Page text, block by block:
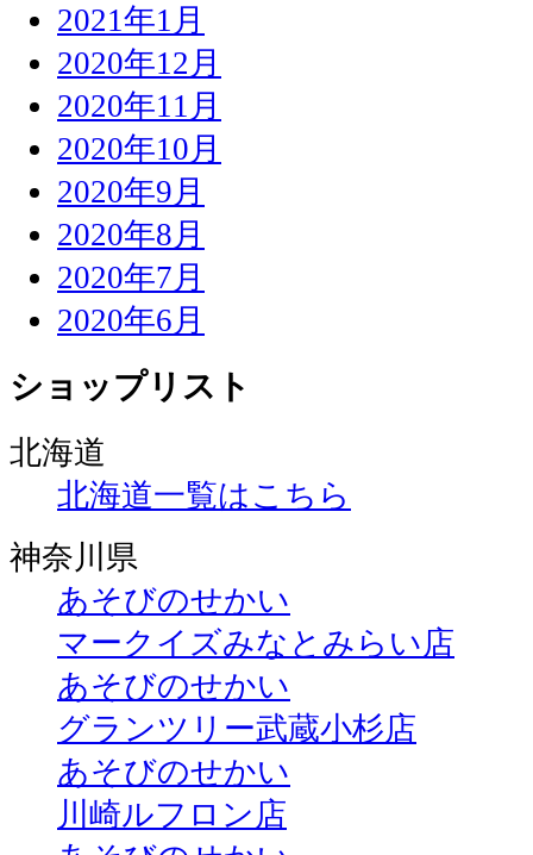
2021年1月
2020年12月
2020年11月
2020年10月
2020年9月
2020年8月
2020年7月
2020年6月
ショップリスト
北海道
北海道一覧はこちら
神奈川県
あそびのせかい
マークイズみなとみらい店
あそびのせかい
グランツリー武蔵小杉店
あそびのせかい
川崎ルフロン店